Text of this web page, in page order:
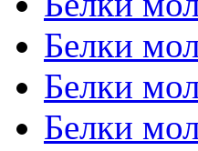
Белки
Белки
Белки